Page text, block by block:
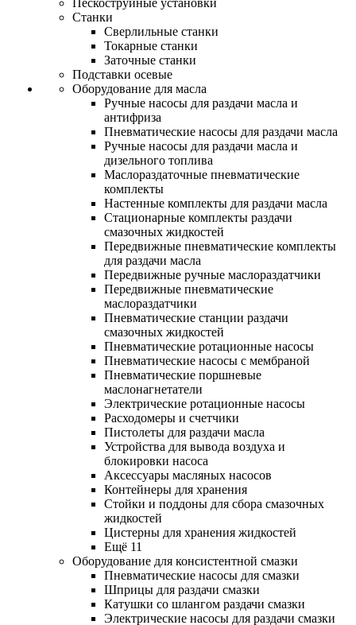
Пескоструйные установки
Станки
Сверлильные станки
Токарные станки
Заточные станки
Подставки осевые
Оборудование для масла
Ручные насосы для раздачи масла и
антифриза
Пневматические насосы для раздачи масла
Ручные насосы для раздачи масла и
дизельного топлива
Маслораздаточные пневматические
комплекты
Настенные комплекты для раздачи масла
Стационарные комплекты раздачи
смазочных жидкостей
Передвижные пневматические комплекты
для раздачи масла
Передвижные ручные маслораздатчики
Передвижные пневматические
маслораздатчики
Пневматические станции раздачи
смазочных жидкостей
Пневматические ротационные насосы
Пневматические насосы с мембраной
Пневматические поршневые
маслонагнетатели
Электрические ротационные насосы
Расходомеры и счетчики
Пистолеты для раздачи масла
Устройства для вывода воздуха и
блокировки насоса
Аксессуары масляных насосов
Контейнеры для хранения
Стойки и поддоны для сбора смазочных
жидкостей
Цистерны для хранения жидкостей
Ещё 11
Оборудование для консистентной смазки
Пневматические насосы для смазки
Шприцы для раздачи смазки
Катушки со шлангом раздачи смазки
Электрические насосы для раздачи смазки